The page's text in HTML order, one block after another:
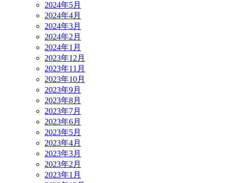
2024年5月
2024年4月
2024年3月
2024年2月
2024年1月
2023年12月
2023年11月
2023年10月
2023年9月
2023年8月
2023年7月
2023年6月
2023年5月
2023年4月
2023年3月
2023年2月
2023年1月